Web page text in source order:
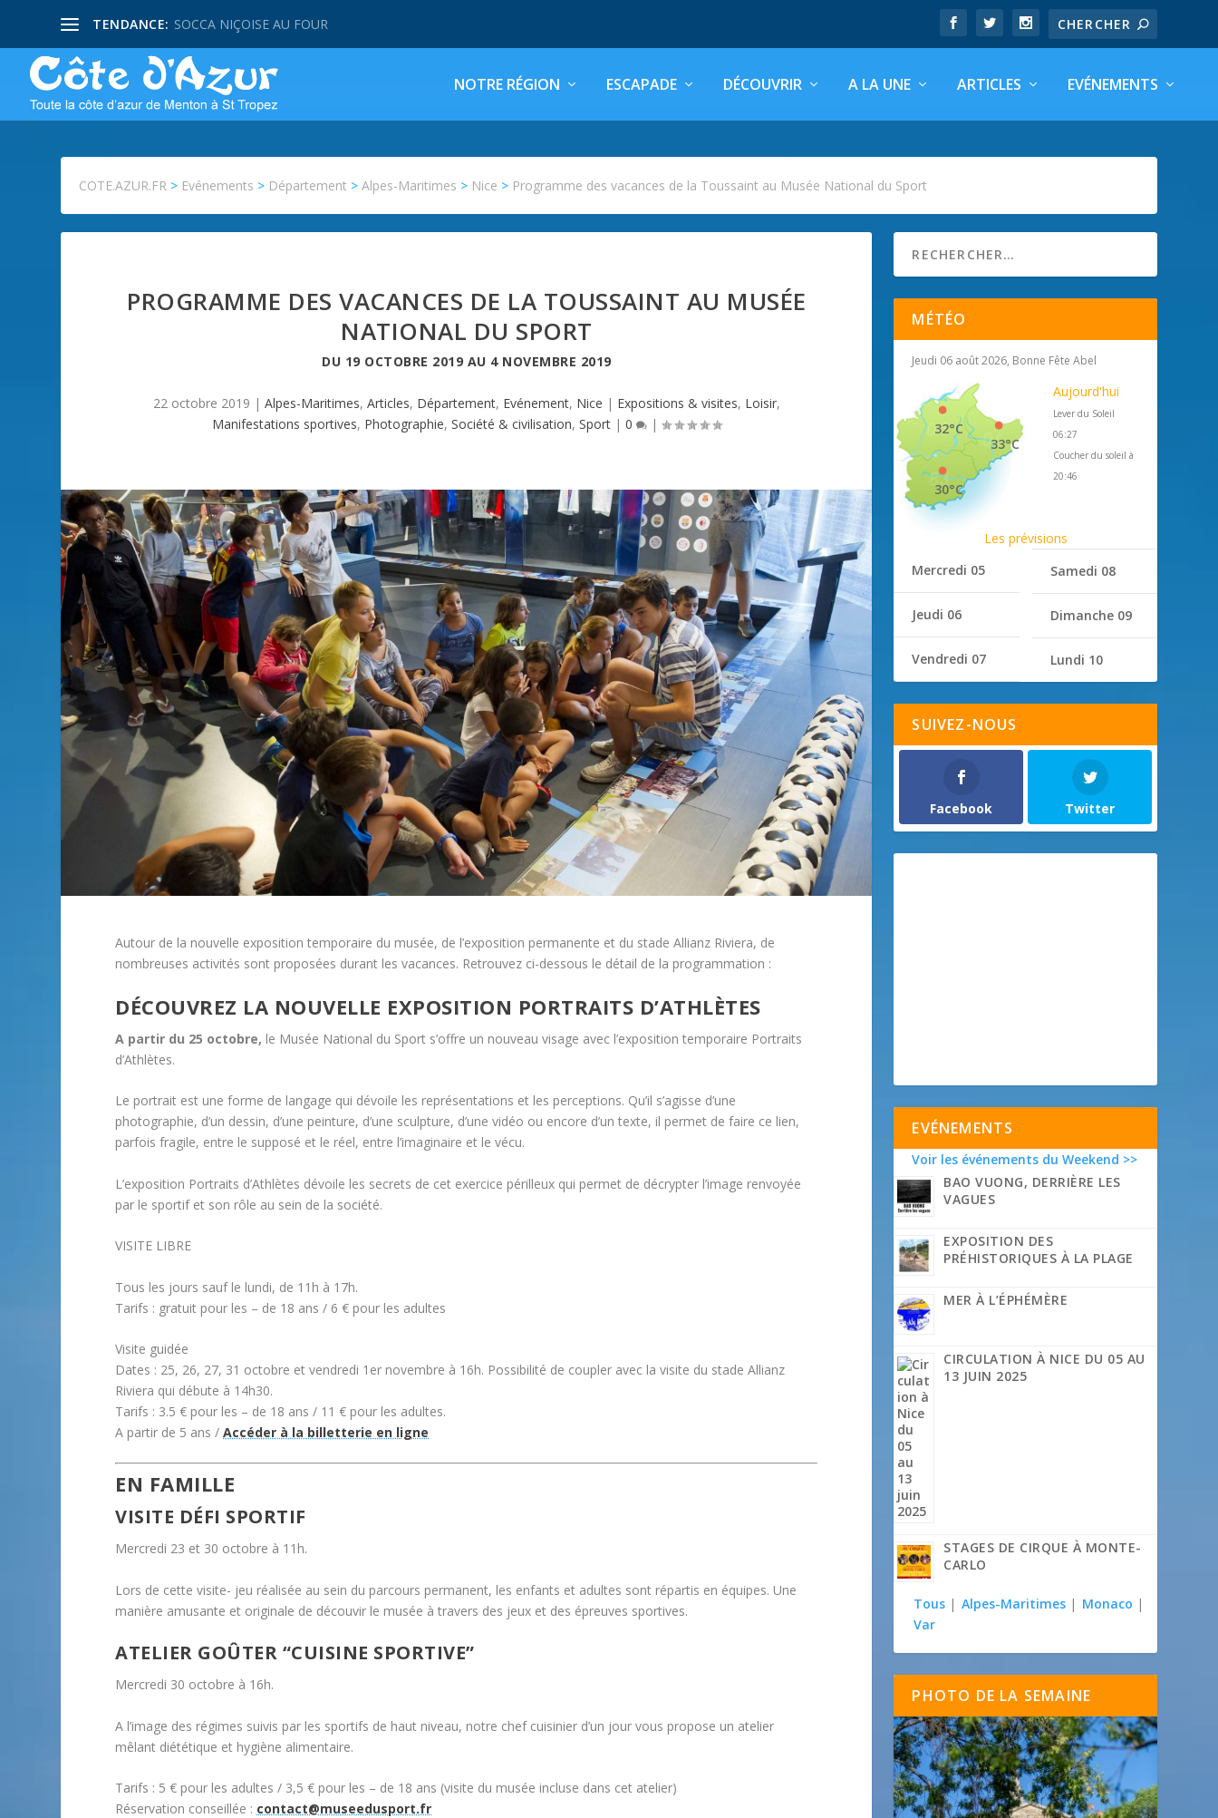
TENDANCE: SOCCA NIÇOISE AU FOUR
NOTRE RÉGION ESCAPADE DÉCOUVRIR A LA UNE ARTICLES EVÉNEMENTS
COTE.AZUR.FR > Evénements > Département >Alpes-Maritimes > Nice > Programme des vacances de la Toussaint au Musée National du Sport
PROGRAMME DES VACANCES DE LA TOUSSAINT AU MUSÉE
NATIONAL DU SPORT
DU 19 OCTOBRE 2019 AU 4 NOVEMBRE 2019
22 octobre 2019 | Alpes-Maritimes, Articles, Département, Evénement, Nice | Expositions & visites, Loisir,
Manifestations sportives, Photographie, Société & civilisation, Sport| 0 |
Autour de la nouvelle exposition temporaire du musée, de l’exposition permanente et du stade Allianz Riviera, de
nombreuses activités sont proposées durant les vacances. Retrouvez ci-dessous le détail de la programmation :
DÉCOUVREZ LA NOUVELLE EXPOSITION PORTRAITS D’ATHLÈTES
A partir du 25 octobre, le Musée National du Sport s’offre un nouveau visage avec l’exposition temporaire Portraits
d’Athlètes.
Le portrait est une forme de langage qui dévoile les représentations et les perceptions. Qu’il s’agisse d’une
photographie, d’un dessin, d’une peinture, d’une sculpture, d’une vidéo ou encore d’un texte, il permet de faire ce lien,
parfois fragile, entre le supposé et le réel, entre l’imaginaire et le vécu.
L’exposition Portraits d’Athlètes dévoile les secrets de cet exercice périlleux qui permet de décrypter l’image renvoyée
par le sportif et son rôle au sein de la société.
VISITE LIBRE
Tous les jours sauf le lundi, de 11h à 17h.
Tarifs : gratuit pour les – de 18 ans / 6 € pour les adultes
Visite guidée
Dates : 25, 26, 27, 31 octobre et vendredi 1er novembre à 16h. Possibilité de coupler avec la visite du stade Allianz
Riviera qui débute à 14h30.
Tarifs : 3.5 € pour les – de 18 ans / 11 € pour les adultes.
A partir de 5 ans /Accéder à la billetterie en ligne
EN FAMILLE
VISITE DÉFI SPORTIF
Mercredi 23 et 30 octobre à 11h.
Lors de cette visite- jeu réalisée au sein du parcours permanent, les enfants et adultes sont répartis en équipes. Une
manière amusante et originale de découvir le musée à travers des jeux et des épreuves sportives.
ATELIER GOÛTER “CUISINE SPORTIVE”
Mercredi 30 octobre à 16h.
A l’image des régimes suivis par les sportifs de haut niveau, notre chef cuisinier d’un jour vous propose un atelier
mêlant diététique et hygiène alimentaire.
Tarifs : 5 € pour les adultes / 3,5 € pour les – de 18 ans (visite du musée incluse dans cet atelier)
Réservation conseillée : contact@museedusport.fr
MÉTÉO
Jeudi 06 août 2026, Bonne Fête Abel
33°C
32°C
30°C
Aujourd'hui
Lever du Soleil
06:27
Coucher du soleil à
20:46
Les prévisions
Mercredi 05
Jeudi 06
Vendredi 07
Samedi 08
Dimanche 09
Lundi 10
SUIVEZ-NOUS
Facebook Twitter
EVÉNEMENTS
Voir les événements du Weekend >>
BAO VUONG, DERRIÈRE LES
VAGUES
EXPOSITION DES
PRÉHISTORIQUES À LA PLAGE
MER À L’ÉPHÉMÈRE
CIRCULATION À NICE DU 05 AU
13 JUIN 2025
STAGES DE CIRQUE À MONTE-
CARLO
Tous | Alpes-Maritimes | Monaco |
Var
PHOTO DE LA SEMAINE